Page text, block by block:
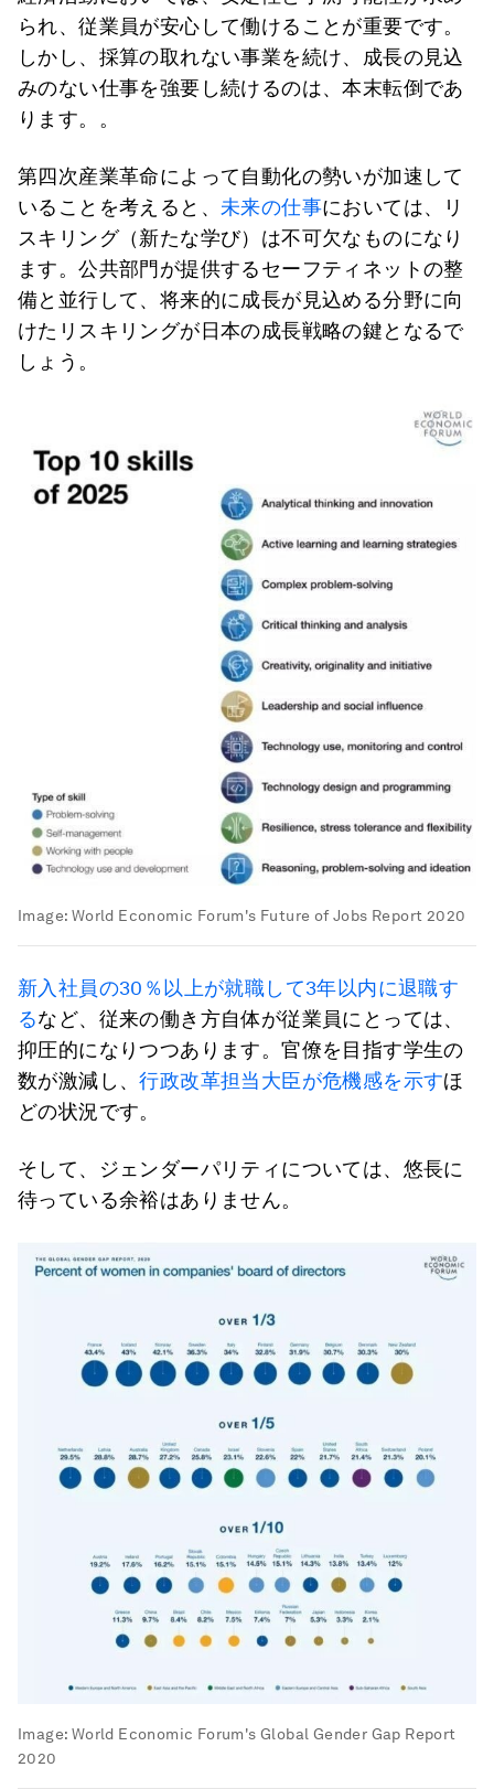
られ、従業員が安心して働けることが重要です。
しかし、採算の取れない事業を続け、成長の見込
みのない仕事を強要し続けるのは、本末転倒であ
ります。。
第四次産業革命によって自動化の勢いが加速して
いることを考えると、 未来の仕事においては、リ
スキリング（新たな学び）は不可欠なものになり
ます。公共部門が提供するセーフティネットの整
備と並行して、将来的に成長が見込める分野に向
けたリスキリングが日本の成長戦略の鍵となるで
しょう。
Image: World Economic Forum's Future of Jobs Report 2020
新入社員の30％以上が就職して3年以内に退職す
るなど、従来の働き方自体が従業員にとっては、
抑圧的になりつつあります。官僚を目指す学生の
数が激減し、行政改革担当大臣が危機感を示すほ
どの状況です。
そして、ジェンダーパリティについては、悠長に
待っている余裕はありません。
Image: World Economic Forum's Global Gender Gap Report
2020